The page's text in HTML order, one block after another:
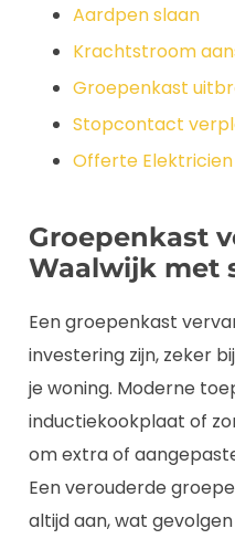
Aardpen slaan
Krachtstroom
Groepenkast
Stopcontact
Offerte Elektricien
Groepenkast
Waalwijk met
Een groepenkast
investering zijn, zeker
je woning. Moderne
inductiekookplaat of
om extra of
Een verouderde
altijd aan, wat